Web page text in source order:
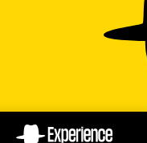
concept